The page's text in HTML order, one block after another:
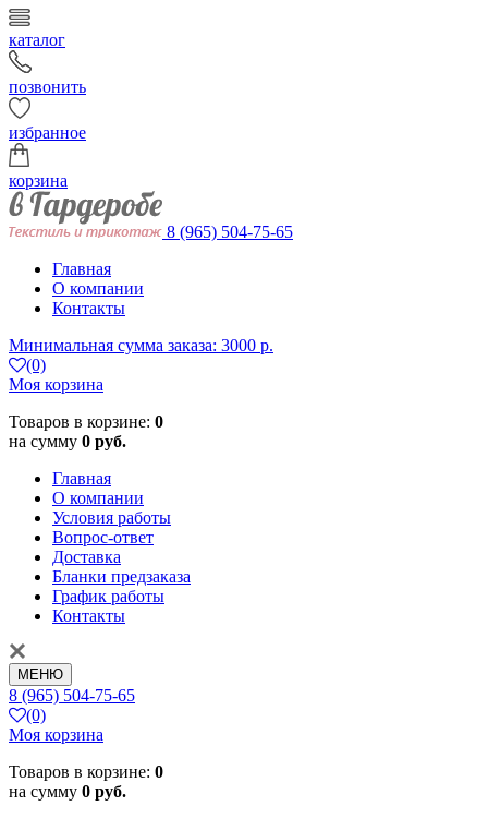
каталог
позвонить
избранное
корзина
8 (965) 504-75-65
Главная
О компании
Контакты
Минимальная сумма заказа: 3000 р.
(0)
Моя корзина
Товаров в корзине: 0
на сумму 0 руб.
Главная
О компании
Условия работы
Вопрос-ответ
Доставка
Бланки предзаказа
График работы
Контакты
МЕНЮ
8 (965) 504-75-65
(0)
Моя корзина
Товаров в корзине: 0
на сумму 0 руб.